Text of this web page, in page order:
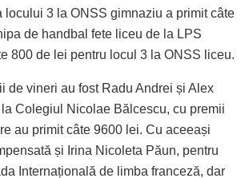
locului 3 la ONSS gimnaziu a primit câte
de handbal fete liceu de la LPS
800 de lei pentru locul 3 la ONSS liceu.
de vineri au fost Radu Andrei și Alex
Colegiul Nicolae Bălcescu, cu premii
au primit câte 9600 lei. Cu aceeași
și Irina Nicoleta Păun, pentru
Internațională de limba franceză, dar